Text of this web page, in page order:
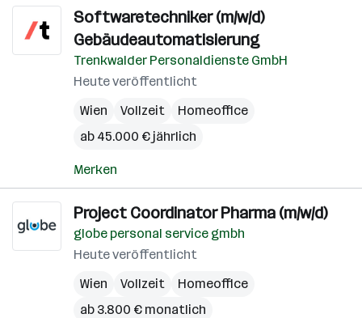
Softwaretechniker (m/w/d)
Gebäudeautomatisierung
Trenkwalder Personaldienste GmbH
Heute veröffentlicht
Wien
Vollzeit
Homeoffice
ab 45.000 € jährlich
Merken
Project Coordinator Pharma (m/w/d)
globe personal service gmbh
Heute veröffentlicht
Wien
Vollzeit
Homeoffice
ab 3.800 € monatlich